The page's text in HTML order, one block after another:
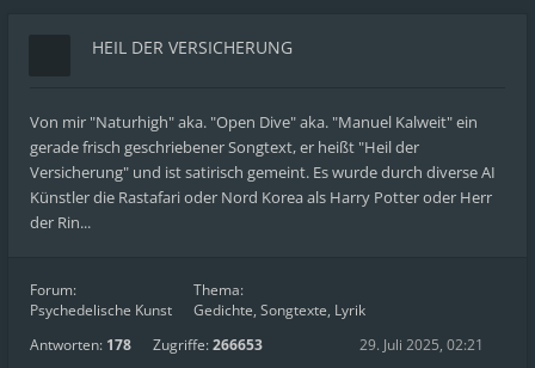
HEIL DER VERSICHERUNG
Von mir "Naturhigh" aka. "Open Dive" aka. "Manuel Kalweit" ein
gerade frisch geschriebener Songtext, er heißt "Heil der
Versicherung" und ist satirisch gemeint. Es wurde durch diverse AI
Künstler die Rastafari oder Nord Korea als Harry Potter oder Herr
der Rin...
Forum:
Psychedelische Kunst
Thema:
Gedichte, Songtexte, Lyrik
Antworten: 178 Zugriffe:266653
29. Juli 2025, 02:21